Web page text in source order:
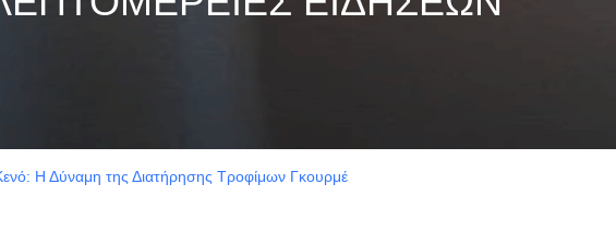
Η Δύναμη της Διατήρησης Τροφίμων Γκουρμέ